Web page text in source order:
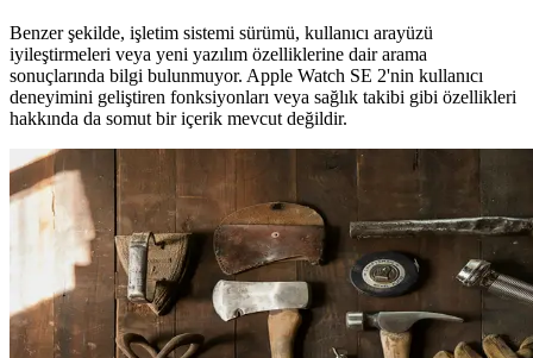
Benzer şekilde, işletim sistemi sürümü, kullanıcı arayüzü
iyileştirmeleri veya yeni yazılım özelliklerine dair arama
sonuçlarında bilgi bulunmuyor. Apple Watch SE 2'nin kullanıcı
deneyimini geliştiren fonksiyonları veya sağlık takibi gibi özellikleri
hakkında da somut bir içerik mevcut değildir.